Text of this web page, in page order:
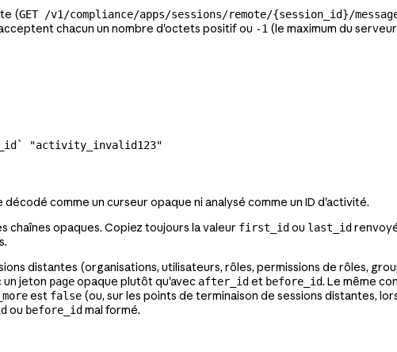
(GET /v1/compliance/apps/sessions/remote/{session_id}/
chacun un nombre d'octets positif ou -1 (le maximum du
"activity_invalid123"
décodé comme un curseur opaque ni analysé comme un ID d'activité.
chaînes opaques. Copiez toujours la valeur first_id ou last_id
distantes (organisations, utilisateurs, rôles, permissions de rôles,
un jeton pageopaque plutôt qu'avec after_id et before_id. Le même
est false (ou, sur les points de terminaison de sessions distantes,
ou before_id mal formé.